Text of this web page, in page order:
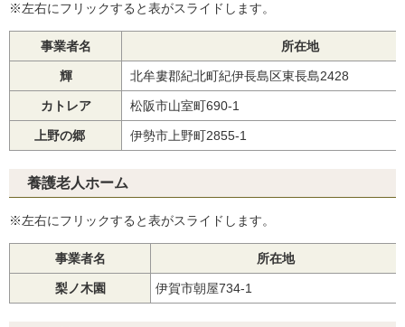
※左右にフリックすると表がスライドします。
事業者名 所在地
輝 北牟婁郡紀北町紀伊長島区東長島2428
カトレア 松阪市山室町690-1
上野の郷 伊勢市上野町2855-1
養護老人ホーム
※左右にフリックすると表がスライドします。
事業者名 所在地
梨ノ木園 伊賀市朝屋734-1